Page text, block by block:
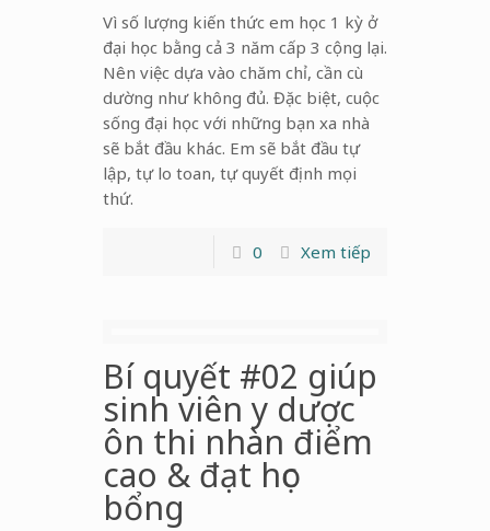
Vì số lượng kiến thức em học 1 kỳ ở
đại học bằng cả 3 năm cấp 3 cộng lại.
Nên việc dựa vào chăm chỉ, cần cù
dường như không đủ. Đặc biệt, cuộc
sống đại học với những bạn xa nhà
sẽ bắt đầu khác. Em sẽ bắt đầu tự
lập, tự lo toan, tự quyết định mọi
thứ.
0 Xem tiếp
Bí quyết #02 giúp
sinh viên y dược
ôn thi nhàn điểm
cao & đạt học
bổng